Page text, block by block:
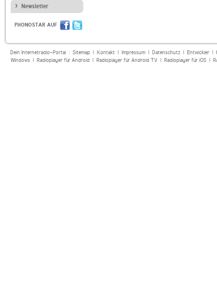
Newsletter
PHONOSTAR AUF
Dein Internetradio-Portal : Sitemap| Kontakt| Impressum| Datenschutz| Entwickler|
Windows| Radioplayer für Android| Radioplayer für Android TV| Radioplayer für iOS|